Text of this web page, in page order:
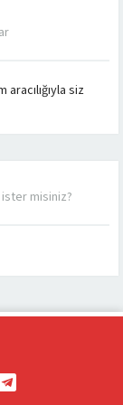
siz
misiniz?